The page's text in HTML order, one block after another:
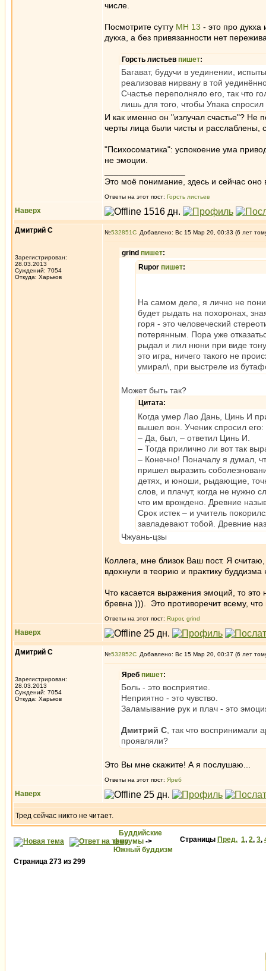
числе.
Посмотрите сутту МН 13 - это про
дукха, а без привязанности нет
Горсть листьев пишет:
Багават, будучи в уединении,
реализовав нирвану в той
Счастье переполняло его, так что
лишь для того, чтобы Упака
И как именно он "излучал счастье"? Не
черты лица были чисты и расслаблены,
"Психосоматика": успокоение ума
не эмоции.
Это моё понимание, здесь и сейчас оно
Ответы на этот пост: Горсть листьев
Наверх
Дмитрий С
Зарегистрирован:
28.03.2013
Суждений: 7054
Откуда: Харьков
№532851 Добавлено: Вс 15 Мар 20, 00:33 (6 лет
grind пишет:
Rupor пишет:
На самом деле, я лично не
будет рыдать на похоронах,
горя - это человеческий
потерянным. Пора уже
рыдал и лил нюни при виде
это игра, ничего такого не
умирал\, при выстреле из
Может быть так?
Цитата:
Когда умер Лао Дань, Цинь И
вышел вон. Ученик спросил
– Да, был, – ответил Цинь И.
– Тогда прилично ли вот так
– Конечно! Поначалу я думал,
пришел выразить
детях, и юноши, рыдающие,
слов, и плачут, когда не нужно
что им врождено. Древние
Срок истек – и учитель
завладевают тобой. Древние
Чжуань-цзы
Коллега, мне близок Ваш пост. Я
вдохнули в теорию и практику буддизма
Что касается выражения эмоций, то это
бревна ))). Это противоречит всему,
Ответы на этот пост: Rupor, grind
Наверх
Дмитрий С
Зарегистрирован:
28.03.2013
Суждений: 7054
Откуда: Харьков
№532852 Добавлено: Вс 15 Мар 20, 00:37 (6 лет
Яреб пишет:
Боль - это восприятие.
Неприятно - это чувство.
Заламывание рук и плач - это
Дмитрий С , так что воспринимали
проявляли?
Это Вы мне скажите! А я послушаю...
Ответы на этот пост: Яреб
Наверх
Тред сейчас никто не читает.
Буддийские
форумы ->
Южный буддизм
Страницы Пред. 1, 2, 3,
Страница 273 из 299